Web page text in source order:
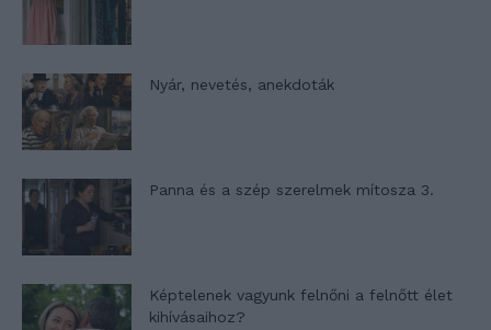
Nyár, nevetés, anekdoták
Panna és a szép szerelmek mítosza 3.
Képtelenek vagyunk felnőni a felnőtt élet
kihívásaihoz?